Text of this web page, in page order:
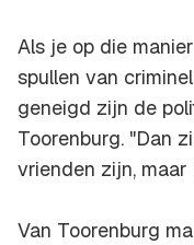
Als je op die
spullen van
geneigd zijn de
Toorenburg. "Dan
vrienden zijn, maar
Van Toorenburg